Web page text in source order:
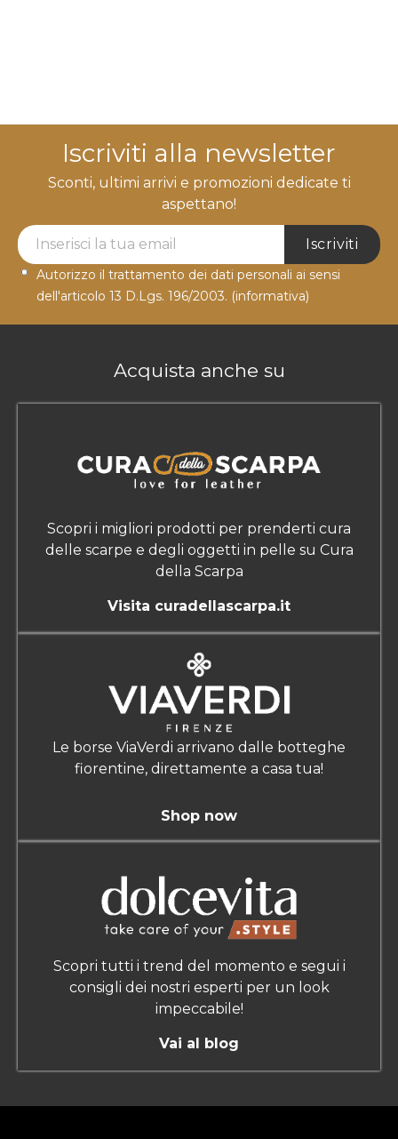
Iscriviti alla newsletter
Sconti, ultimi arrivi e promozioni dedicate ti
aspettano!
Newsletter Label
Iscriviti
Autorizzo il trattamento dei dati personali ai sensi
dell'articolo 13 D.Lgs. 196/2003. (informativa)
Acquista anche su
Scopri i migliori prodotti per prenderti cura
delle scarpe e degli oggetti in pelle su Cura
della Scarpa
Visita curadellascarpa.it
Le borse ViaVerdi arrivano dalle botteghe
fiorentine, direttamente a casa tua!
Shop now
Scopri tutti i trend del momento e segui i
consigli dei nostri esperti per un look
impeccabile!
Vai al blog